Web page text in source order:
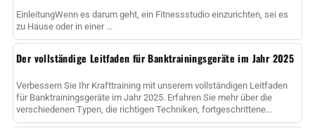
EinleitungWenn es darum geht, ein Fitnessstudio einzurichten, sei es
zu Hause oder in einer ...
Der vollständige Leitfaden für Banktrainingsgeräte im Jahr 2025
Verbessern Sie Ihr Krafttraining mit unserem vollständigen Leitfaden
für Banktrainingsgeräte im Jahr 2025. Erfahren Sie mehr über die
verschiedenen Typen, die richtigen Techniken, fortgeschrittene
Methoden und ......